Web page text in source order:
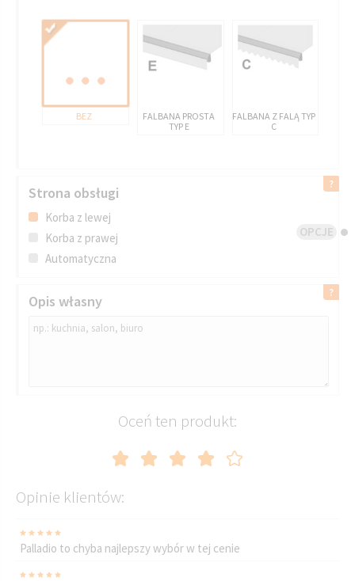
OPCJE
BEZ
FALBANA PROSTA
TYP E
FALBANA Z FALĄ TYP
C
Strona obsługi
Korba z lewej
Korba z prawej
Automatyczna
Opis własny
Oceń ten produkt:
Opinie klientów:
Palladio to chyba najlepszy wybór w tej cenie